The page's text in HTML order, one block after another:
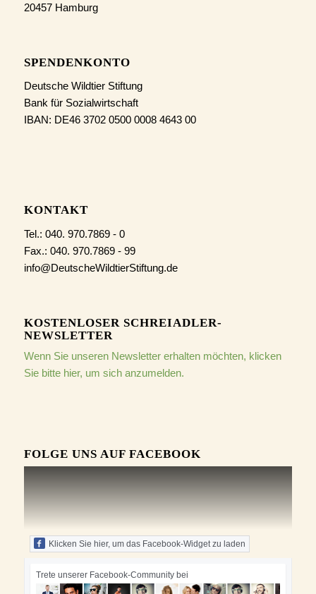
20457 Hamburg
SPENDENKONTO
Deutsche Wildtier Stiftung
Bank für Sozialwirtschaft
IBAN: DE46 3702 0500 0008 4643 00
KONTAKT
Tel.: 040. 970.7869 - 0
Fax.: 040. 970.7869 - 99
info@DeutscheWildtierStiftung.de
KOSTENLOSER SCHREIADLER-
NEWSLETTER
Wenn Sie unseren Newsletter erhalten möchten, klicken
Sie bitte hier, um sich anzumelden.
FOLGE UNS AUF FACEBOOK
Klicken Sie hier, um das Facebook-Widget zu laden
Trete unserer Facebook-Community bei